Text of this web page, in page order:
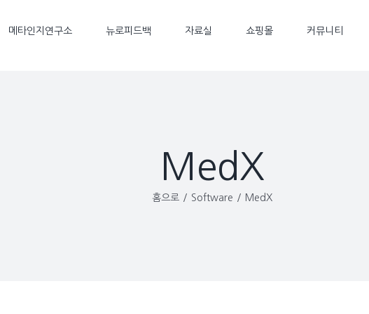
메타인지연구소 뉴로피드백 자료실 쇼핑몰 커뮤니티
MedX
홈으로 / Software / MedX